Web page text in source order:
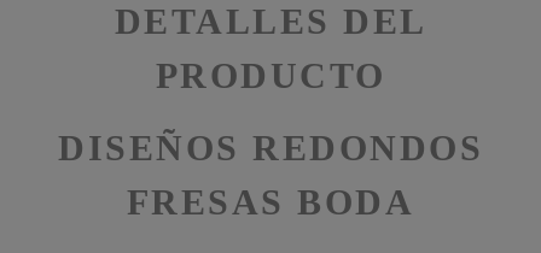
DETALLES DEL
PRODUCTO
DISEÑOS REDONDOS
FRESAS BODA